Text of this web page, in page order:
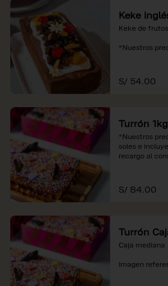
Keke
Keke de
*Nuestros
S/ 54.00
Turrón 1kg
*Nuestros
soles e
recargo al
S/ 84.00
Turrón
Caja mediana
Imagen